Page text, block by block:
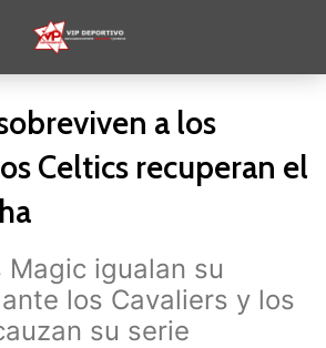
a los
Celtics recuperan el
Magic igualan su
los Cavaliers y los
su serie